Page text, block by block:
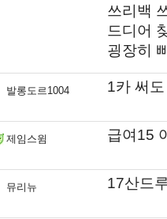
쓰리백
드디어
굉장히
발롱도르1004 1카 써
제임스윔 급여15
뮤리뉴 17산드